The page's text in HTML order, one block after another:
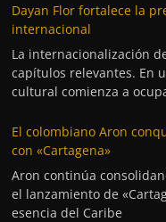
Dayan Flor fortalece la
internacional
La internacionalización
capítulos relevantes. En
cultural comienza a
El colombiano Aron
con «Cartagena»
Aron continúa
el lanzamiento de
esencia del Caribe